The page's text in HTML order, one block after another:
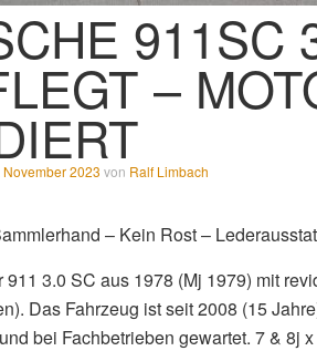
911SC
–
November 2023 von Ralf Limbach
– Kein Rost –
911 3.0 SC aus 1978 (Mj 1979) mit
Das Fahrzeug ist seit 2008 (15
bei Fachbetrieben gewartet. 7 & 8j